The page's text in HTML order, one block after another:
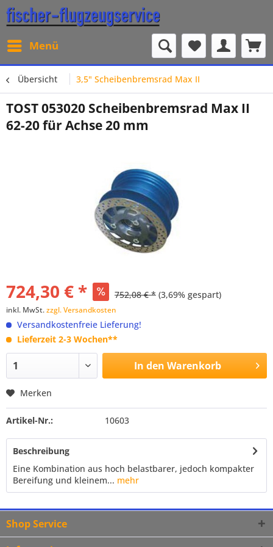
Menü
Übersicht 3,5" Scheibenbremsrad Max II
TOST 053020 Scheibenbremsrad Max II
62-20 für Achse 20 mm
724,30 € * 752,08 € * (3,69% gespart)
inkl. MwSt.zzgl. Versandkosten
Versandkostenfreie Lieferung!
Lieferzeit 2-3 Wochen**
In den Warenkorb
Merken
Artikel-Nr.: 10603
Beschreibung
Eine Kombination aus hoch belastbarer, jedoch kompakter
Bereifung und kleinem... mehr
Shop Service